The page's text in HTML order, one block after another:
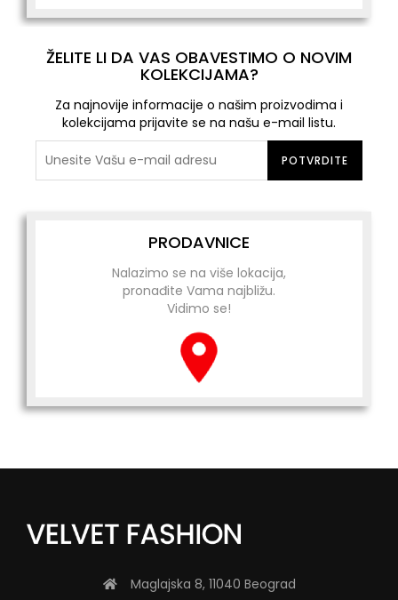
ŽELITE LI DA VAS OBAVESTIMO O NOVIM
KOLEKCIJAMA?
Za najnovije informacije o našim proizvodima i
kolekcijama prijavite se na našu e-mail listu.
POTVRDITE
PRODAVNICE
Nalazimo se na više lokacija,
pronađite Vama najbližu.
Vidimo se!
Maglajska 8, 11040 Beograd